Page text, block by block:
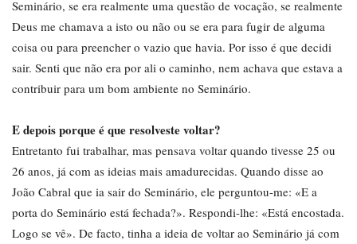
Seminário, se era realmente uma questão de vocação, se realmente
Deus me chamava a isto ou não ou se era para fugir de alguma
coisa ou para preencher o vazio que havia. Por isso é que decidi
sair. Senti que não era por ali o caminho, nem achava que estava a
contribuir para um bom ambiente no Seminário.
E depois porque é que resolveste voltar?
Entretanto fui trabalhar, mas pensava voltar quando tivesse 25 ou
26 anos, já com as ideias mais amadurecidas. Quando disse ao
João Cabral que ia sair do Seminário, ele perguntou-me: «E a
porta do Seminário está fechada?». Respondi-lhe: «Está encostada.
Logo se vê». De facto, tinha a ideia de voltar ao Seminário já com